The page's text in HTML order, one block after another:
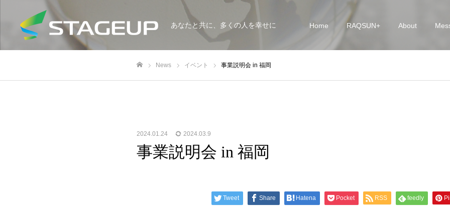
あなたと共に、多くの人を幸せに Home RAQSUN+ About
News イベント 事業説明会 in 福岡
2024.01.24 2024.03.9
事業説明会 in 福岡
Tweet Share Hatena Pocket RSS feedly